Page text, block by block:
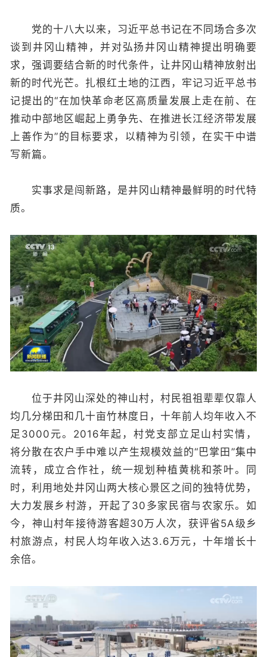
党的十八大以来，习近平总书记在不同场合多次
谈到井冈山精神，并对弘扬井冈山精神提出明确要
求，强调要结合新的时代条件，让井冈山精神放射出
新的时代光芒。扎根红土地的江西，牢记习近平总书
记提出的“在加快革命老区高质量发展上走在前、在
推动中部地区崛起上勇争先、在推进长江经济带发展
上善作为”的目标要求，以精神为引领，在实干中谱
写新篇。
实事求是闯新路，是井冈山精神最鲜明的时代特
质。
位于井冈山深处的神山村，村民祖祖辈辈仅靠人
均几分梯田和几十亩竹林度日，十年前人均年收入不
足3000元。2016年起，村党支部立足山村实情，
将分散在农户手中难以产生规模效益的“巴掌田”集中
流转，成立合作社，统一规划种植黄桃和茶叶。同
时，利用地处井冈山两大核心景区之间的独特优势，
大力发展乡村游，开起了30多家民宿与农家乐。如
今，神山村年接待游客超30万人次，获评省5A级乡
村旅游点，村民人均年收入达3.6万元，十年增长十
余倍。